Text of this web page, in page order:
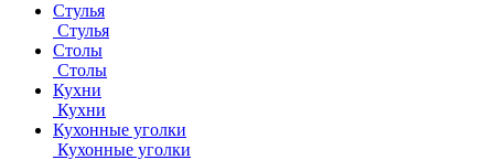
Стулья
Стулья
Столы
Столы
Кухни
Кухни
Кухонные уголки
Кухонные уголки